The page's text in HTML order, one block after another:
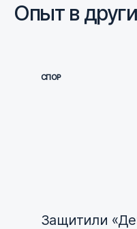
Опыт в
СПОР
Защитили